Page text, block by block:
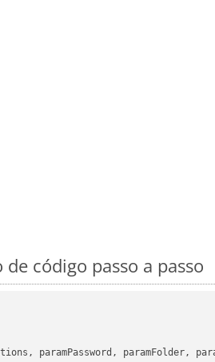
código passo a passo
paramPassword, paramFolder,